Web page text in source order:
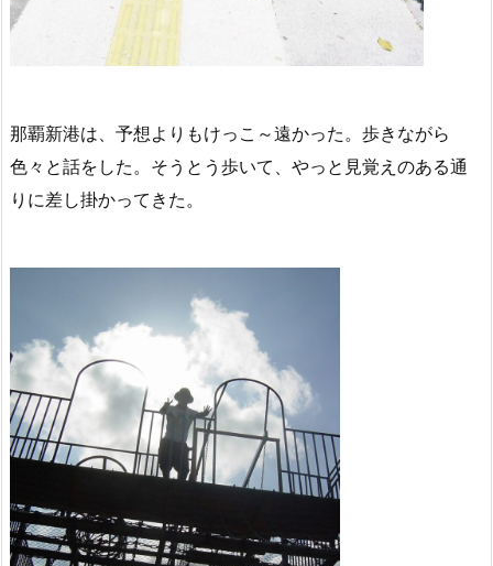
那覇新港は、予想よりもけっこ～遠かった。歩きながら
色々と話をした。そうとう歩いて、やっと見覚えのある通
りに差し掛かってきた。